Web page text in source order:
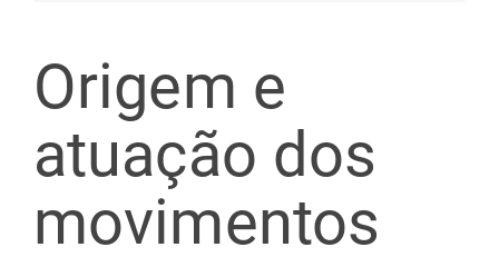
Origem e
atuação dos
movimentos